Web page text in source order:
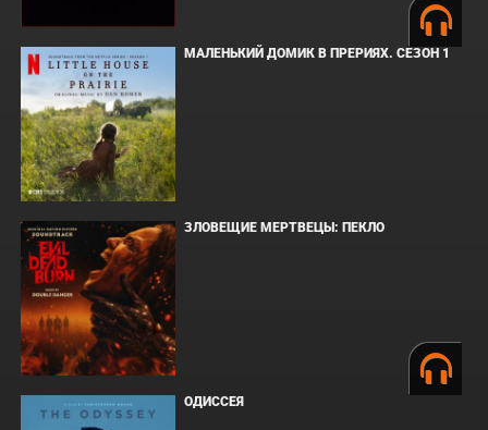
МАЛЕНЬКИЙ ДОМИК В ПРЕРИЯХ. СЕЗОН 1
ЗЛОВЕЩИЕ МЕРТВЕЦЫ: ПЕКЛО
ОДИССЕЯ